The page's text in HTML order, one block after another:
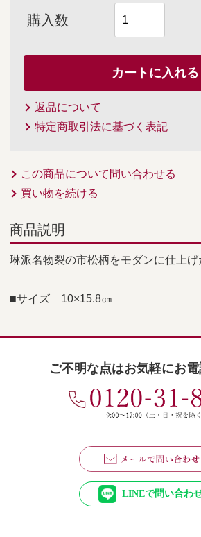
購入数
返品について
特定商取引法に基づく表記
この商品について問い合わせる
買い物を続ける
商品説明
琳派名物裂の市松柄をモダンに仕上
■サイズ 10×15.8㎝
ご不明な点はお気軽にお
LINEで問い合わ